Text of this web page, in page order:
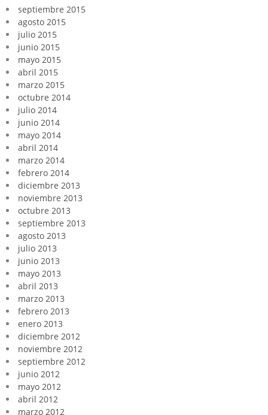
septiembre 2015
agosto 2015
julio 2015
junio 2015
mayo 2015
abril 2015
marzo 2015
octubre 2014
julio 2014
junio 2014
mayo 2014
abril 2014
marzo 2014
febrero 2014
diciembre 2013
noviembre 2013
octubre 2013
septiembre 2013
agosto 2013
julio 2013
junio 2013
mayo 2013
abril 2013
marzo 2013
febrero 2013
enero 2013
diciembre 2012
noviembre 2012
septiembre 2012
junio 2012
mayo 2012
abril 2012
marzo 2012